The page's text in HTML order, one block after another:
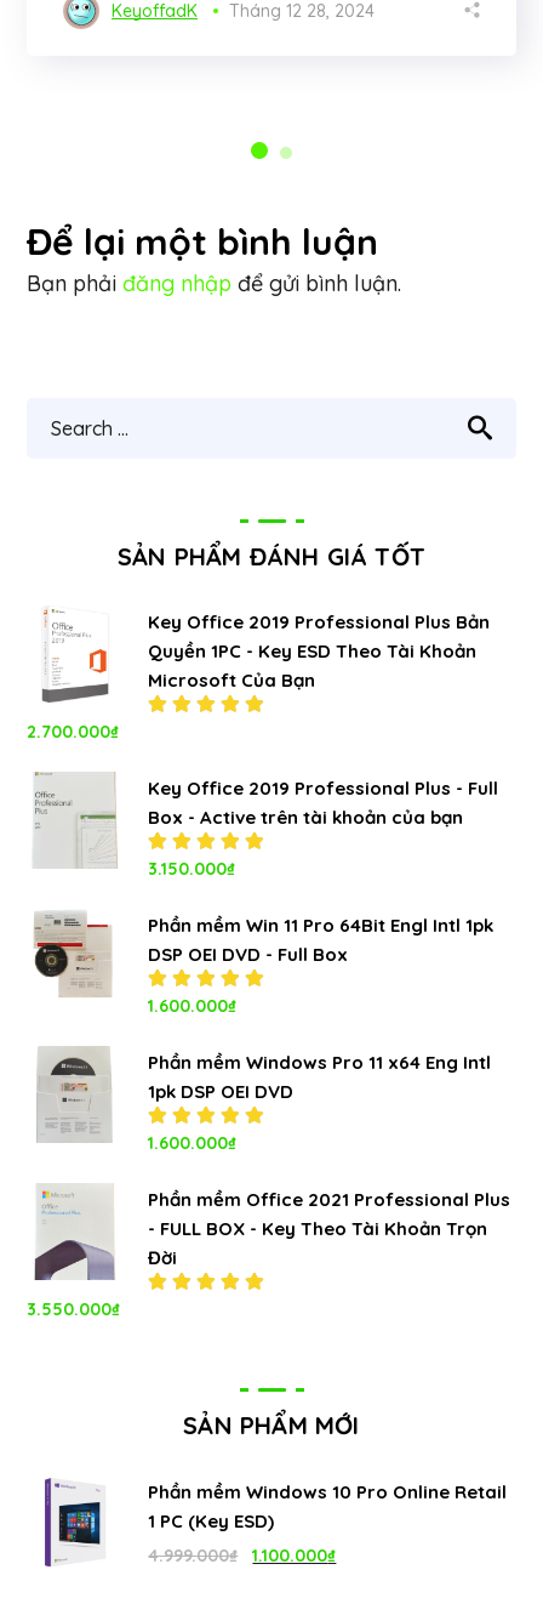
KeyoffadK Tháng 12 28, 2024
Để lại một bình luận
Bạn phảiđăng nhập để gửi bình luận.
SẢN PHẨM ĐÁNH GIÁ TỐT
Key Office 2019 Professional Plus Bản
Quyền 1PC - Key ESD Theo Tài Khoản
Microsoft Của Bạn
sao
2.700.000₫
Key Office 2019 Professional Plus - Full
Box - Active trên tài khoản của bạn
Được xếp
sao
3.150.000₫
Phần mềm Win 11 Pro 64Bit Engl Intl 1pk
DSP OEI DVD - Full Box
Được xếp
sao
1.600.000₫
Phần mềm Windows Pro 11 x64 Eng Intl
1pk DSP OEI DVD
Được xếp
sao
1.600.000₫
Phần mềm Office 2021 Professional Plus
- FULL BOX - Key Theo Tài Khoản Trọn
Đời
3.550.000₫
SẢN PHẨM MỚI
Phần mềm Windows 10 Pro Online Retail
1 PC (Key ESD)
4.999.000₫
Giá
1.100.000₫